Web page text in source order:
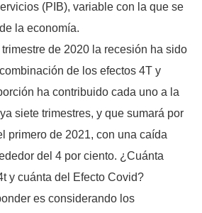
(PIB), variable con la que se
la economía.
de 2020 la recesión ha sido
de los efectos 4T y
ha contribuido cada uno a la
siete trimestres, y que sumará por
primero de 2021, con una caída
del 4 por ciento. ¿Cuánta
y cuánta del Efecto Covid?
es considerando los